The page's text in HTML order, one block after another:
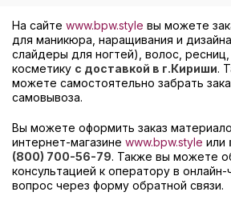
На сайте www.bpw.style вы можете
для маникюра, наращивания и
слайдеры для ногтей), волос,
косметику с доставкой в г.Кириши.
можете самостоятельно забрать
самовывоза.
Вы можете оформить заказ
интернет-магазине www.bpw.style или
(800) 700-56-79. Также вы можете
консультацией к оператору в онлайн-
вопрос через форму обратной связи.